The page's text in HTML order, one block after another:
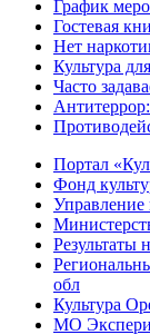
График
Гостевая
Нет
Культура
Часто
Портал
Фонд
Управление
Результаты
обл
Культура
МО